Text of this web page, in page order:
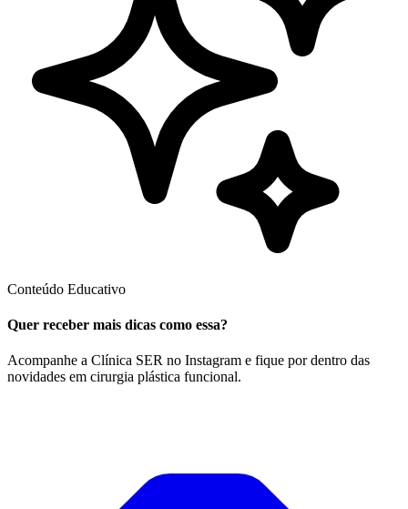
Conteúdo Educativo
Quer receber mais dicas como essa?
Acompanhe a Clínica SER no Instagram e fique por dentro das
novidades em cirurgia plástica funcional.